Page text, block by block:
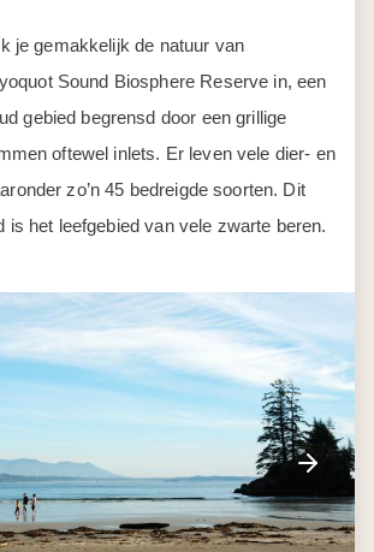
je gemakkelijk de natuur van
Sound Biosphere Reserve in, een
gebied begrensd door een grillige
oftewel inlets. Er leven vele dier- en
zo’n 45 bedreigde soorten. Dit
is het leefgebied van vele zwarte beren.